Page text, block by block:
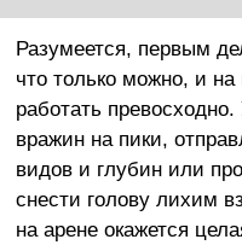
Разумеется, первым
что только можно, и
работать
вражин на пики,
видов и глубин или
снести голову лихим
на арене окажется